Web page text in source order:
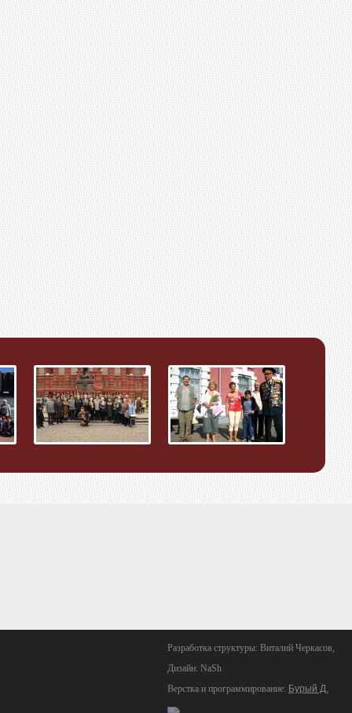
Разработка структуры: Виталий Черкасов,
Дизайн: NaSh
Верстка и программирование: Бурый Д.